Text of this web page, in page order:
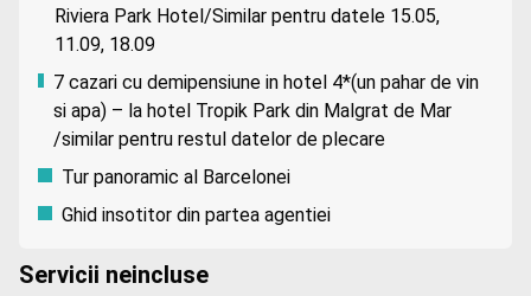
Riviera Park Hotel/Similar pentru datele 15.05,
11.09, 18.09
7 cazari cu demipensiune in hotel 4*(un pahar de vin
si apa) – la hotel Tropik Park din Malgrat de Mar
/similar pentru restul datelor de plecare
Tur panoramic al Barcelonei
Ghid insotitor din partea agentiei
Servicii neincluse